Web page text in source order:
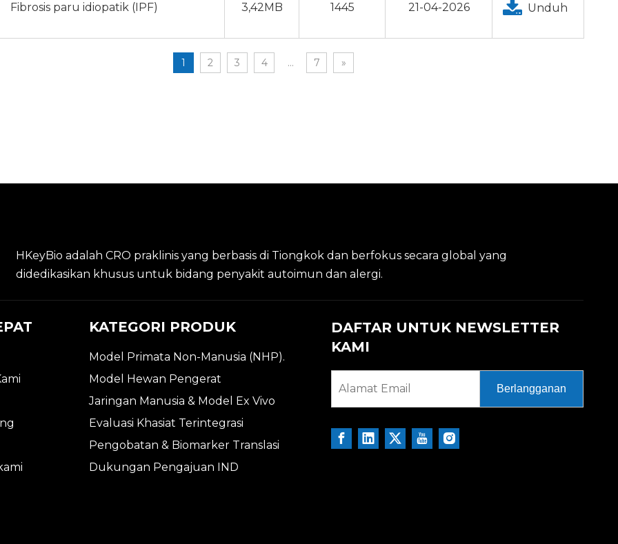
Fibrosis paru idiopatik (IPF) 3,42MB 1445 21-04-2026 Unduh
1 2 3 4 ... 7 »
HKeyBio adalah CRO praklinis yang berbasis di Tiongkok dan berfokus secara global yang
didedikasikan khusus untuk bidang penyakit autoimun dan alergi.
KATEGORI PRODUK
Model Primata Non-Manusia (NHP).
Model Hewan Pengerat
Jaringan Manusia & Model Ex Vivo
Evaluasi Khasiat Terintegrasi
Pengobatan & Biomarker Translasi
Dukungan Pengajuan IND
DAFTAR UNTUK NEWSLETTER
KAMI
Berlangganan